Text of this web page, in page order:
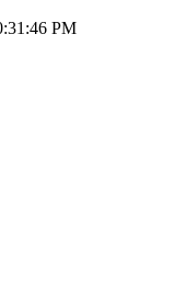
PM